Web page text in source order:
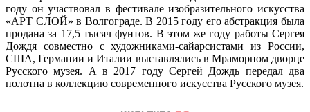
году он участвовал в фестивале изобразительного искусства
«АРТ СЛОЙ» в Волгограде. В 2015 году его абстракция была
продана за 17,5 тысяч фунтов. В этом же году работы Сергея
Дождя совместно с художниками-сайарсистами из России,
США, Германии и Италии выставлялись в Мраморном дворце
Русского музея. А в 2017 году Сергей Дождь передал два
полотна в коллекцию современного искусства Русского музея.